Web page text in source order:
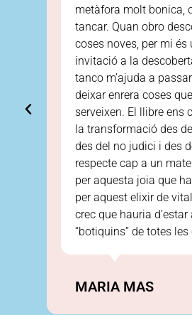
metàfora molt bonica,
tancar. Quan obro
coses noves, per mi és
invitació a la
tanco m’ajuda a
deixar enrera coses
serveixen. El llibre ens
la transformació des
des del no judici i des
respecte cap a un
per aquesta joia que
per aquest elixir de
crec que hauria d’estar
“botiquins” de totes les
MARIA MAS